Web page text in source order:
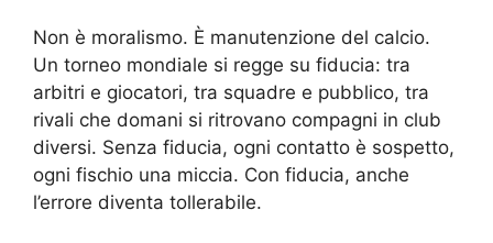
Non è moralismo. È manutenzione del calcio.
Un torneo mondiale si regge su fiducia: tra
arbitri e giocatori, tra squadre e pubblico, tra
rivali che domani si ritrovano compagni in club
diversi. Senza fiducia, ogni contatto è sospetto,
ogni fischio una miccia. Con fiducia, anche
l’errore diventa tollerabile.